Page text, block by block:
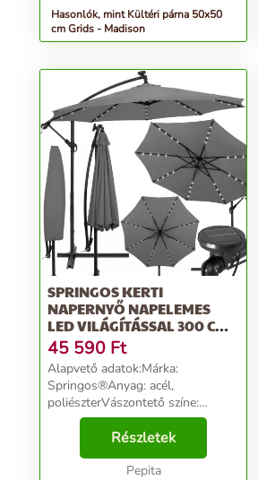
Hasonlók, mint Kültéri párna 50x50
cm Grids - Madison
SPRINGOS KERTI
NAPERNYŐ NAPELEMES
LED VILÁGÍTÁSSAL 300 CM -
SZÜRKE
45 590 Ft
Alapvető adatok:Márka:
Springos®Anyag: acél,
poliészterVászontető színe:
grafitSzerkezet: 8 panelVáz színe:
fekete, porszórtan bevonvaLED-ek
száma: 32Fény színe:
hidegfehérNapelemes
Részletek
Pepita